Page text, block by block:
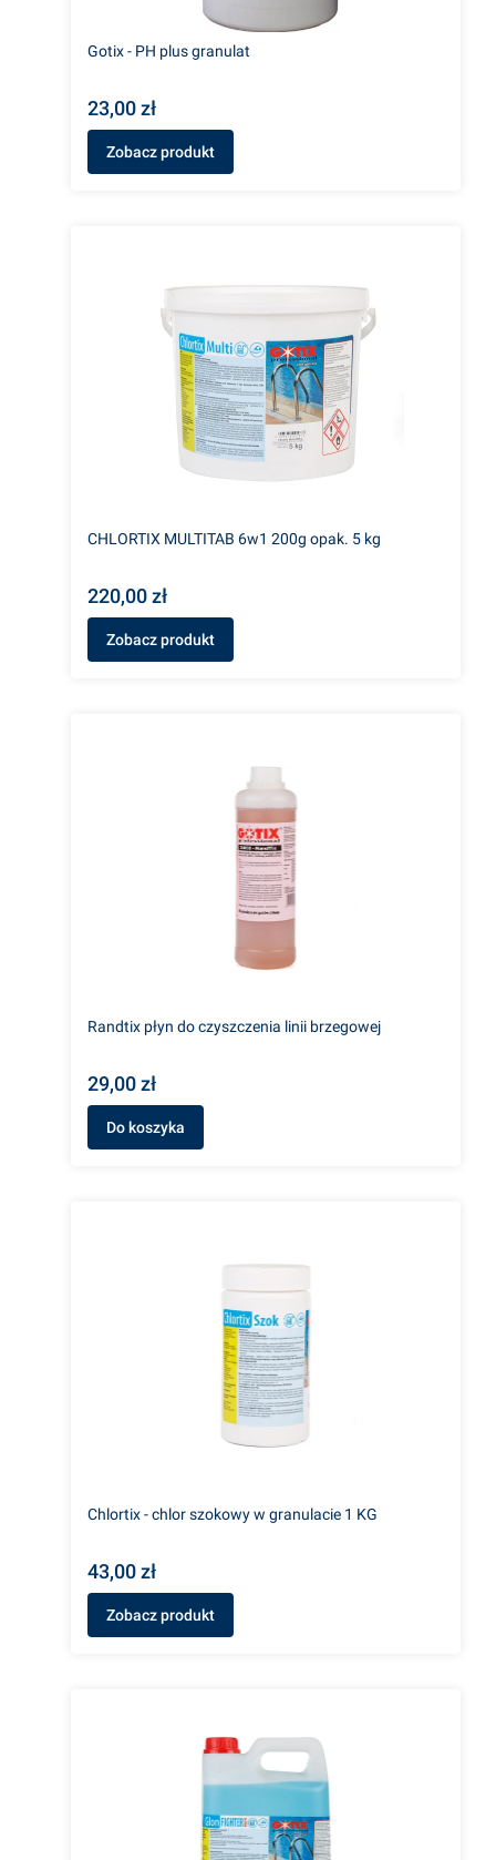
Gotix - PH plus granulat
23,00 zł
Zobacz produkt
CHLORTIX MULTITAB 6w1 200g opak. 5 kg
220,00 zł
Zobacz produkt
Randtix płyn do czyszczenia linii brzegowej
29,00 zł
Do koszyka
Chlortix - chlor szokowy w granulacie 1 KG
43,00 zł
Zobacz produkt